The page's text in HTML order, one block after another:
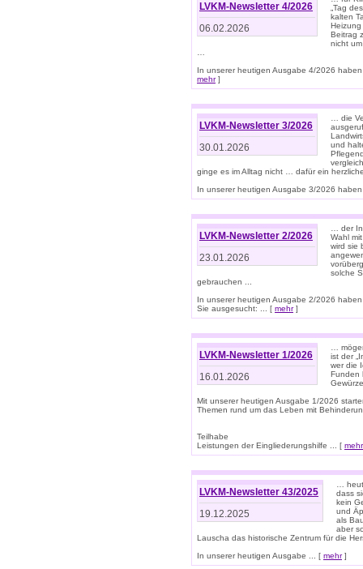
LVKM-Newsletter 4/2026
06.02.2026
„Tag
kalten
Beitrag
nicht
In unserer heutigen Ausgabe 4/2026
mehr]
LVKM-Newsletter 3/2026
30.01.2026
… die
und
ginge es im Alltag nicht … dafür ein
In unserer heutigen Ausgabe 3/2026
LVKM-Newsletter 2/2026
23.01.2026
… der
Wahl
wird sie
solche
gebrauchen ...
In unserer heutigen Ausgabe 2/2026
Sie ausgesucht: ... [ mehr]
LVKM-Newsletter 1/2026
16.01.2026
…
ist der
wer die
Funden
Mit unserer heutigen Ausgabe 1/2026
Themen rund um das Leben mit
Teilhabe
Leistungen der Eingliederungshilfe ... [ mehr
LVKM-Newsletter 43/2025
19.12.2025
…
dass
kein
und
als
aber
Lauscha das historische Zentrum für die
In unserer heutigen Ausgabe ... [ mehr]